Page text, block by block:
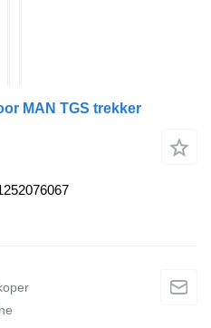
MAN TGS trekker